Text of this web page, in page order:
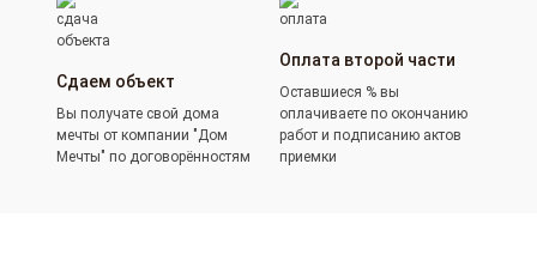
Сдаем объект
Вы получате свой дома
мечты от компании "Дом
Мечты" по договорённостям
Оплата второй части
Оставшиеся % вы
оплачиваете по окончанию
работ и подписанию актов
приемки